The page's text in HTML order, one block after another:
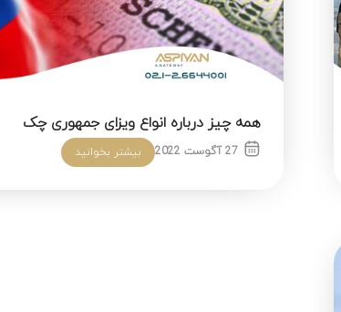
همه چیز درباره انواع ویزای جمهوری چک
27 آگوست 2022 بیشتر بخوانید